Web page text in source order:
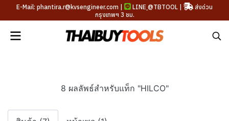
E-Mail: phantira.r@kvsengineer.com | LINE @TBTOOL |
ส่งด่วน
กรุงเทพฯ 3 ชม.
8 ผลลัพธ์สำหรับแท็ก "HILCO"